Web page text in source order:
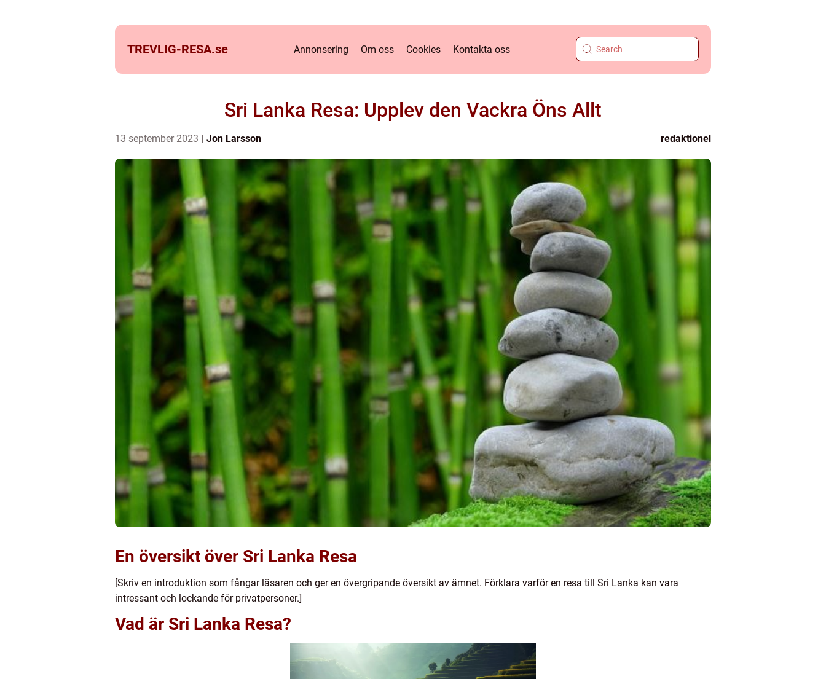
TREVLIG-RESA.se Annonsering Om oss Cookies Kontakta oss
Sri Lanka Resa: Upplev den Vackra Öns Allt
13 september 2023 Jon Larsson redaktionel
En översikt över Sri Lanka Resa
[Skriv en introduktion som fångar läsaren och ger en övergripande översikt av ämnet. Förklara varför en resa till Sri Lanka kan vara
intressant och lockande för privatpersoner.]
Vad är Sri Lanka Resa?